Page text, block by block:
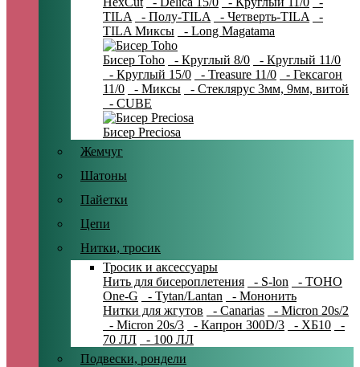
TILA
- Полу-TILA - Четверть-TILA
-
TILA Миксы
- Long Magatama
Бисер Toho - Круглый 8/0
- Круглый 11/0
- Круглый 15/0
- Treasure 11/0
- Гексагон
11/0
- Миксы
- Стеклярус 3мм, 9мм, витой
- CUBE
Бисер Preciosa
Жемчуг
Шатоны
Пайетки
Цепи
Нитки, тросик
Тросик и аксессуары
Нить для бисероплетения
- S-lon
- TOHO
One-G
- Tytan/Lantan
- Мононить
Нитки для жгутов
- Canarias
- Micron 20s/2
- Micron 20s/3
- Капрон 300D/3 - ХБ10
-
70 ЛЛ
- 100 ЛЛ
Подвески, рондели